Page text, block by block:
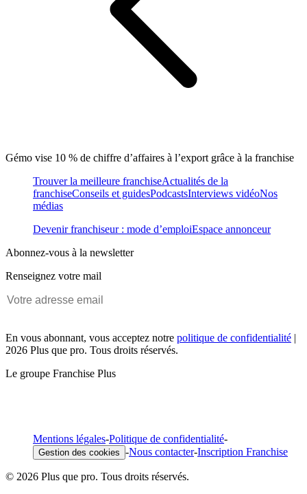
Gémo vise 10 % de chiffre d’affaires à l’export grâce à la franchise
Trouver la meilleure franchiseActualités de la
franchiseConseils et guidesPodcastsInterviews vidéoNos
médias
Devenir franchiseur : mode d’emploiEspace annonceur
Abonnez-vous à la newsletter
Renseignez votre mail
En vous abonnant, vous acceptez notre politique de confidentialité |
2026 Plus que pro. Tous droits réservés.
Le groupe Franchise Plus
Mentions légales-Politique de confidentialité-
Gestion des cookies -Nous contacter-Inscription Franchise
© 2026 Plus que pro. Tous droits réservés.